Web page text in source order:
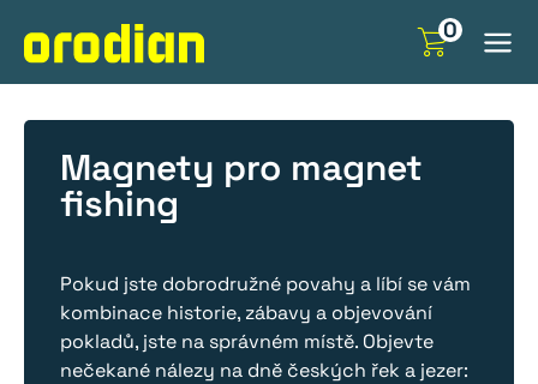
obsah
0
Magnety pro magnet
fishing
Pokud jste dobrodružné povahy a líbí se vám
kombinace historie, zábavy a objevování
pokladů, jste na správném místě. Objevte
nečekané nálezy na dně českých řek a jezer: